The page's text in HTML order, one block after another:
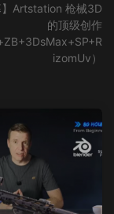
】Artstation 枪械3D
的顶级创作
izomUv）